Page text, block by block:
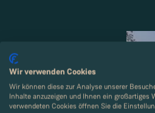
Wir verwenden Cookies
Wir können diese zur Analyse unserer
Inhalte anzuzeigen und Ihnen ein großartiges
verwendeten Cookies öffnen Sie die